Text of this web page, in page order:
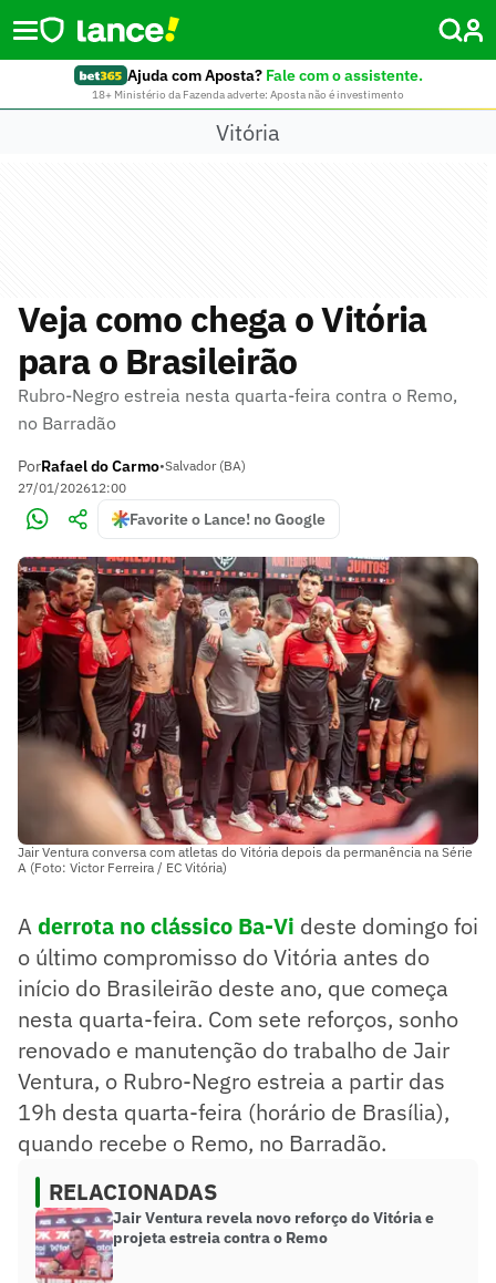
Ajuda com Aposta? Fale com o assistente.
18+ Ministério da Fazenda adverte: Aposta não é investimento
Vitória
Veja como chega o Vitória
para o Brasileirão
Rubro-Negro estreia nesta quarta-feira contra o Remo,
no Barradão
PorRafael do Carmo•Salvador (BA)
27/01/202612:00
Favorite o Lance! no Google
Jair Ventura conversa com atletas do Vitória depois da permanência na Série
A (Foto: Victor Ferreira / EC Vitória)
Aderrota no clássico Ba-Vi deste domingo foi
o último compromisso do Vitória antes do
início do Brasileirão deste ano, que começa
nesta quarta-feira. Com sete reforços, sonho
renovado e manutenção do trabalho de Jair
Ventura, o Rubro-Negro estreia a partir das
19h desta quarta-feira (horário de Brasília),
quando recebe o Remo, no Barradão.
RELACIONADAS
Jair Ventura revela novo reforço do Vitória e
projeta estreia contra o Remo